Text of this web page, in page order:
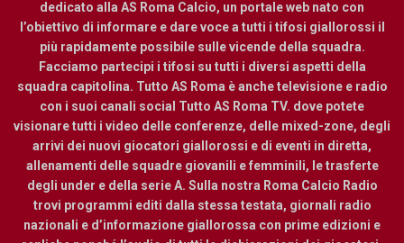
dedicato alla AS Roma Calcio, un portale web nato con
l’obiettivo di informare e dare voce a tutti i tifosi giallorossi il
più rapidamente possibile sulle vicende della squadra.
Facciamo partecipi i tifosi su tutti i diversi aspetti della
squadra capitolina. Tutto AS Roma è anche televisione e radio
con i suoi canali social Tutto AS Roma TV. dove potete
visionare tutti i video delle conferenze, delle mixed-zone, degli
arrivi dei nuovi giocatori giallorossi e di eventi in diretta,
allenamenti delle squadre giovanili e femminili, le trasferte
degli under e della serie A. Sulla nostra Roma Calcio Radio
trovi programmi editi dalla stessa testata, giornali radio
nazionali e d’informazione giallorossa con prime edizioni e